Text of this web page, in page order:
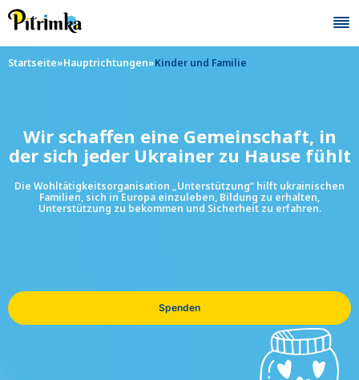
Skip
content
Startseite»Hauptrichtungen»Kinder und Familie
Wir schaffen eine Gemeinschaft, in
der sich jeder Ukrainer zu Hause fühlt
Die Wohltätigkeitsorganisation „Unterstützung“ hilft ukrainischen
Familien, sich in Europa einzuleben, Bildung zu erhalten,
Unterstützung zu bekommen und Sicherheit zu erfahren.
Spenden